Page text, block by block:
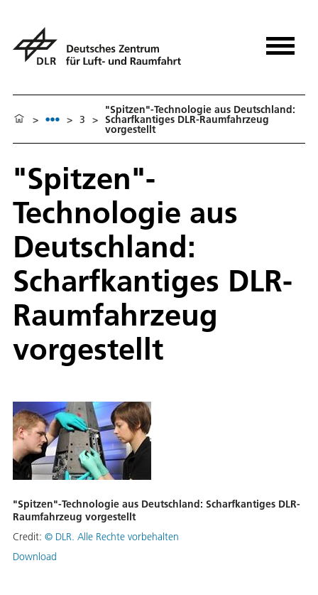
> > 3 >
"Spitzen"-Technologie aus Deutschland:
Scharfkantiges DLR-Raumfahrzeug
vorgestellt
"Spitzen"-
Technologie aus
Deutschland:
Scharfkantiges DLR-
Raumfahrzeug
vorgestellt
"Spitzen"-Technologie aus Deutschland: Scharfkantiges DLR-
Raumfahrzeug vorgestellt
Credit: © DLR. Alle Rechte vorbehalten
Download